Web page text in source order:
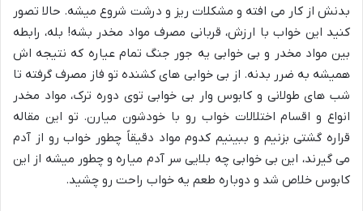
بدنش از کار می افته و مشکلات ریز و درشت شروع میشه. حالا تصور
کنید این خواب با ارزش، قربانی مصرف مواد مخدر بشه! بله، رابطه
بین مواد مخدر و بی خوابی یه جور جنگ تمام عیاره که نتیجه اش
همیشه به ضرر بدنه. از بی خوابی های کشنده تو فاز مصرف گرفته تا
شب های طولانی و کابوس وار بی خوابی توی دوره ترک، مواد مخدر
انواع و اقسام اختلالات خواب رو با خودشون میارن. تو این مقاله
قراره گشتی بزنیم و ببینیم کدوم مواد دقیقاً چطور خواب رو از آدم
می گیرند، این بی خوابی چه بلایی سر آدم میاره و چطور میشه از این
کابوس خلاص شد و دوباره طعم یه خواب راحت رو چشید.